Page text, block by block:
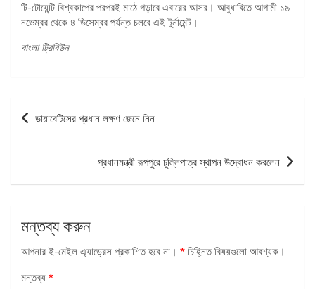
টি-টোয়েন্টি বিশ্বকাপের পরপরই মাঠে গড়াবে এবারের আসর। আবুধাবিতে আগামী ১৯
নভেম্বর থেকে ৪ ডিসেম্বর পর্যন্ত চলবে এই টুর্নামেন্ট।
বাংলা ট্রিবিউন
পোস্ট
ডায়াবেটিসের প্রধান লক্ষণ জেনে নিন
প্রধানমন্ত্রী রূপপুরে চুল্লিপাত্র স্থাপন উদ্বোধন করলেন
মন্তব্য করুন
আপনার ই-মেইল এ্যাড্রেস প্রকাশিত হবে না। * চিহ্নিত বিষয়গুলো আবশ্যক।
মন্তব্য *